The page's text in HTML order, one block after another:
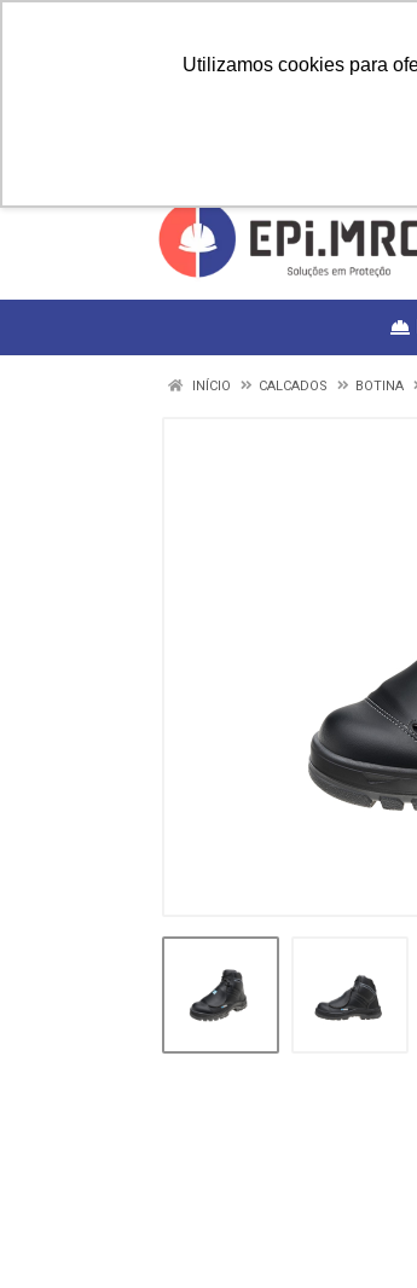
Utilizamos cookies para
INÍCIO CALCADOS BOTINA